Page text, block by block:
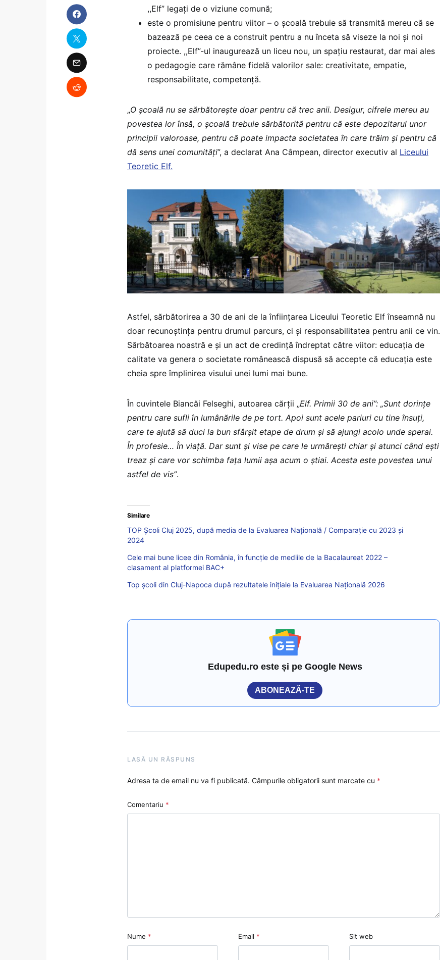
,,Elf” legați de o viziune comună;
este o promisiune pentru viitor – o școală trebuie să transmită mereu că se
bazează pe ceea ce a construit pentru a nu înceta să viseze la noi și noi
proiecte. ,,Elf”-ul inaugurează un liceu nou, un spațiu restaurat, dar mai ales
o pedagogie care rămâne fidelă valorilor sale: creativitate, empatie,
responsabilitate, competență.
„O școală nu se sărbătorește doar pentru că trec anii. Desigur, cifrele mereu au
povestea lor însă, o școală trebuie sărbătorită pentru că este depozitarul unor
principii valoroase, pentru că poate impacta societatea în care trăim și pentru că
dă sens unei comunități”, a declarat Ana Câmpean, director executiv al Liceului
Teoretic Elf.
Astfel, sărbătorirea a 30 de ani de la înființarea Liceului Teoretic Elf înseamnă nu
doar recunoștința pentru drumul parcurs, ci și responsabilitatea pentru anii ce vin.
Sărbătoarea noastră e și un act de credință îndreptat către viitor: educația de
calitate va genera o societate românească dispusă să accepte că educația este
cheia spre împlinirea visului unei lumi mai bune.
În cuvintele Biancăi Felseghi, autoarea cărții „Elf. Primii 30 de ani”: „Sunt dorințe
pentru care sufli în lumânările de pe tort. Apoi sunt acele pariuri cu tine însuți,
care te ajută să duci la bun sfârșit etape de drum și să ajungi acolo unde sperai.
În profesie… În viață. Dar sunt și vise pe care le urmărești chiar și atunci când ești
treaz și care vor schimba fața lumii așa acum o știai. Acesta este povestea unui
astfel de vis”.
Similare
TOP Școli Cluj 2025, după media de la Evaluarea Națională / Comparație cu 2023 și
2024
Cele mai bune licee din România, în funcție de mediile de la Bacalaureat 2022 –
clasament al platformei BAC+
Top școli din Cluj-Napoca după rezultatele inițiale la Evaluarea Națională 2026
Edupedu.ro este și pe Google News
ABONEAZĂ-TE
LASĂ UN RĂSPUNS
Adresa ta de email nu va fi publicată. Câmpurile obligatorii sunt marcate cu *
Comentariu *
Nume * Email * Sit web